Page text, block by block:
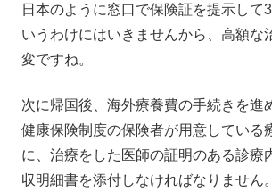
日本のように窓口で保険証を提示して
いうわけにはいきませんから、高額な
変ですね。
次に帰国後、海外療養費の手続きを進
健康保険制度の保険者が用意している
に、治療をした医師の証明のある診療
収明細書を添付しなければなりません。